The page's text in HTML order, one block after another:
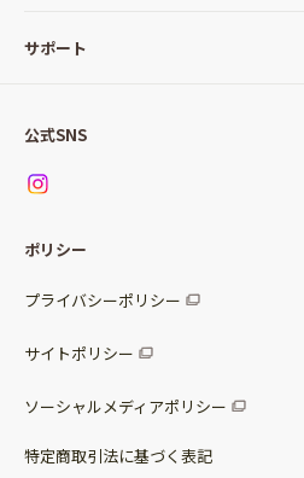
サラダ
パッケージサラダ
惣菜サラダ
調味料
Qummy(キユーミー)について
サポート
お問い合わせ
公式SNS
ポリシー
プライバシーポリシー
サイトポリシー
ソーシャルメディアポリシー
特定商取引法に基づく表記